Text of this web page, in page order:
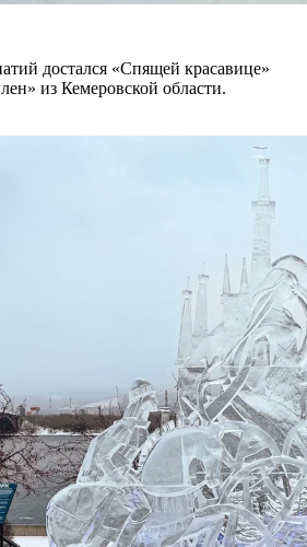
достался «Спящей красавице»
из Кемеровской области.